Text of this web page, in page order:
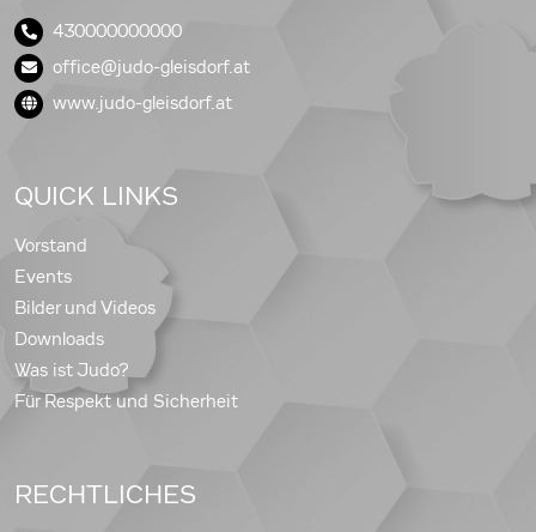
430000000000
office@judo-gleisdorf.at
www.judo-gleisdorf.at
QUICK LINKS
Vorstand
Events
Bilder und Videos
Downloads
Was ist Judo?
Für Respekt und Sicherheit
RECHTLICHES